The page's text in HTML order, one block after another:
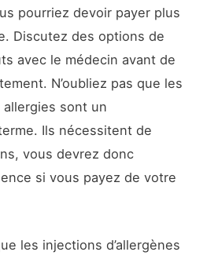
pourriez devoir payer plus
Discutez des options de
avec le médecin avant de
N’oubliez pas que les
sont un
Ils nécessitent de
vous devrez donc
si vous payez de votre
les injections d’allergènes